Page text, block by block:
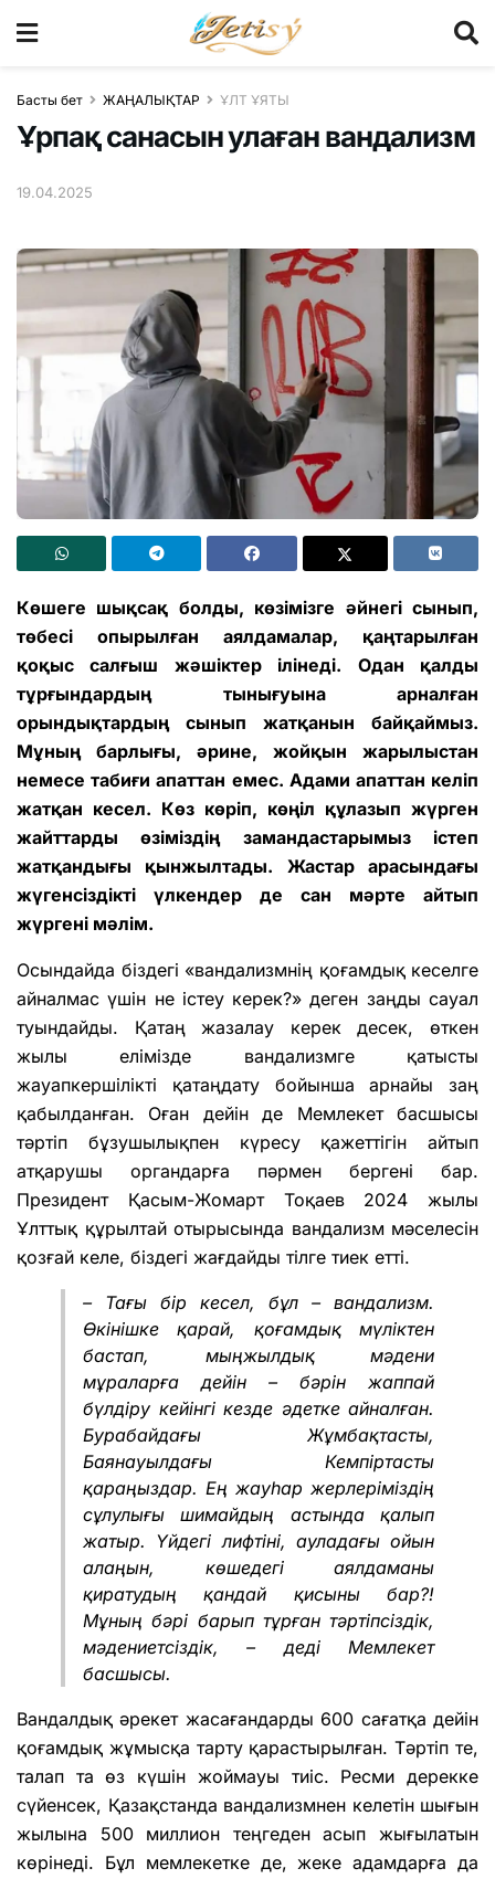
Басты бет ЖАҢАЛЫҚТАР ҰЛТ ҰЯТЫ
Ұрпақ санасын улаған вандализм
19.04.2025
Көшеге шықсақ болды, көзімізге әйнегі сынып,
төбесі опырылған аялдамалар, қаңтарылған
қоқыс салғыш жәшіктер ілінеді. Одан қалды
тұрғындардың тынығуына арналған
орындықтардың сынып жатқанын байқаймыз.
Мұның барлығы, әрине, жойқын жарылыстан
немесе табиғи апаттан емес. Адами апаттан келіп
жатқан кесел. Көз көріп, көңіл құлазып жүрген
жайттарды өзіміздің замандастарымыз істеп
жатқандығы қынжылтады. Жастар арасындағы
жүгенсіздікті үлкендер де сан мәрте айтып
жүргені мәлім.
Осындайда біздегі «вандализмнің қоғамдық кеселге
айналмас үшін не істеу керек?» деген заңды сауал
туындайды. Қатаң жазалау керек десек, өткен
жылы елімізде вандализмге қатысты
жауапкершілікті қатаңдату бойынша арнайы заң
қабылданған. Оған дейін де Мемлекет басшысы
тәртіп бұзушылықпен күресу қажеттігін айтып
атқарушы органдарға пәрмен бергені бар.
Президент Қасым-Жомарт Тоқаев 2024 жылы
Ұлттық құрылтай отырысында вандализм мәселесін
қозғай келе, біздегі жағдайды тілге тиек етті.
– Тағы бір кесел, бұл – вандализм.
Өкінішке қарай, қоғамдық мүліктен
бастап, мыңжылдық мәдени
мұраларға дейін – бәрін жаппай
бүлдіру кейінгі кезде әдетке айналған.
Бурабайдағы Жұмбақтасты,
Баянауылдағы Кемпіртасты
қараңыздар. Ең жауһар жерлеріміздің
сұлулығы шимайдың астында қалып
жатыр. Үйдегі лифтіні, ауладағы ойын
алаңын, көшедегі аялдаманы
қиратудың қандай қисыны бар?!
Мұның бәрі барып тұрған тәртіпсіздік,
мәдениетсіздік, – деді Мемлекет
басшысы.
Вандалдық әрекет жасағандарды 600 сағатқа дейін
қоғамдық жұмысқа тарту қарастырылған. Тәртіп те,
талап та өз күшін жоймауы тиіс. Ресми дерекке
сүйенсек, Қазақстанда вандализмнен келетін шығын
жылына 500 миллион теңгеден асып жығылатын
көрінеді. Бұл мемлекетке де, жеке адамдарға да